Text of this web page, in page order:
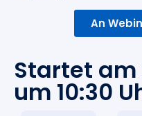
An
Startet am
um 10:30